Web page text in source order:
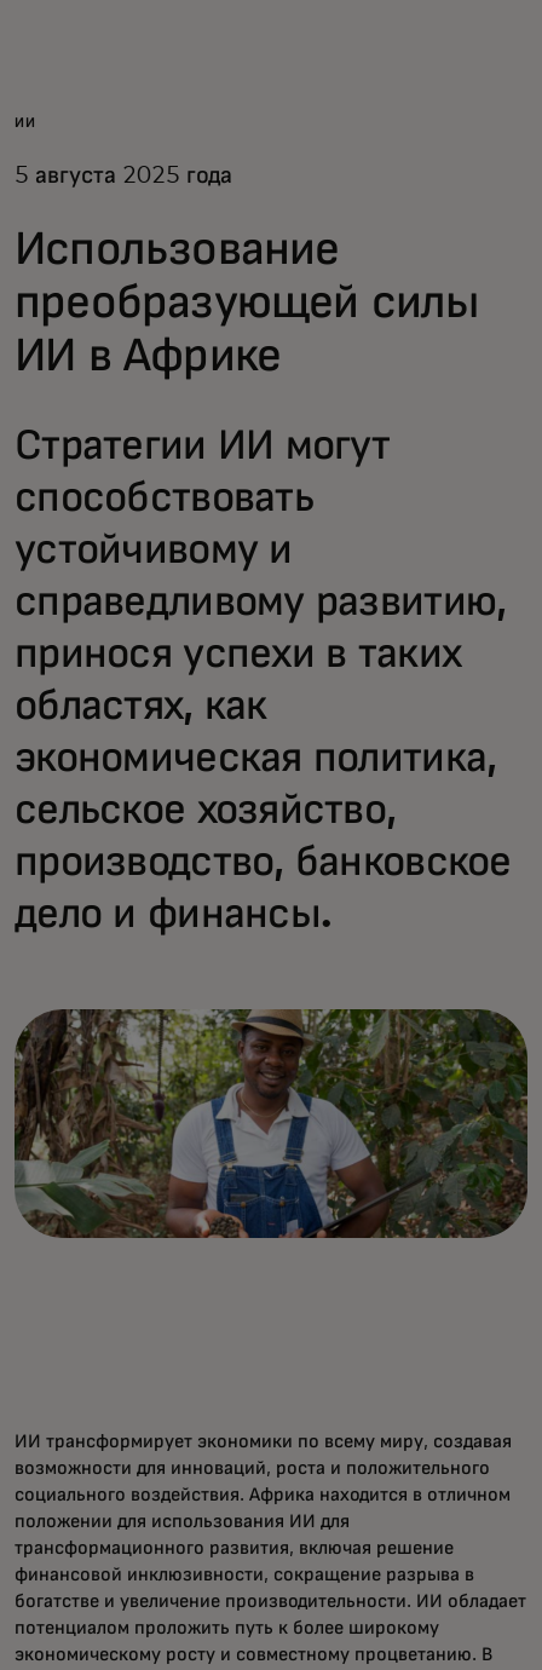
Для новаторов
Новости и тренды
ИИ
5 августа 2025 года
Использование
преобразующей силы
ИИ в Африке
Стратегии ИИ могут
способствовать
устойчивому и
справедливому развитию,
принося успехи в таких
областях, как
экономическая политика,
сельское хозяйство,
производство, банковское
дело и финансы.
ИИ трансформирует экономики по всему миру, создавая
возможности для инноваций, роста и положительного
социального воздействия. Африка находится в отличном
положении для использования ИИ для
трансформационного развития, включая решение
финансовой инклюзивности, сокращение разрыва в
богатстве и увеличение производительности. ИИ обладает
потенциалом проложить путь к более широкому
экономическому росту и совместному процветанию. В